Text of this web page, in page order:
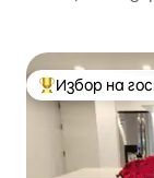
Най-Избор на